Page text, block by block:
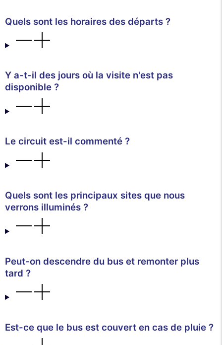
Quels sont les horaires des départs ?
Y a-t-il des jours où la visite n'est pas
disponible ?
Le circuit est-il commenté ?
Quels sont les principaux sites que nous
verrons illuminés ?
Peut-on descendre du bus et remonter plus
tard ?
Est-ce que le bus est couvert en cas de pluie ?